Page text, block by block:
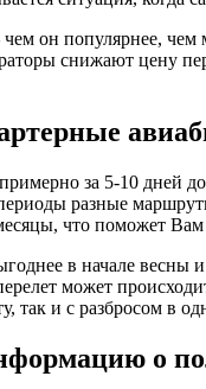
он популярнее, чем
снижают цену
за 5-10 дней
разные
что поможет
в начале весны
может
так и с разбросом в
о